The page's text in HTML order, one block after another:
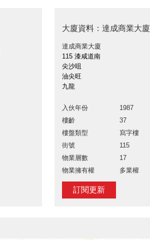
大廈資料：達成商業大廈
達成商業大廈
115 漆咸道南
尖沙咀
油尖旺
九龍
入伙年份
1987
樓齡
37
樓盤類型
寫字樓
街號
115
物業層數
17
物業擁有權
多業權
訂閱更新